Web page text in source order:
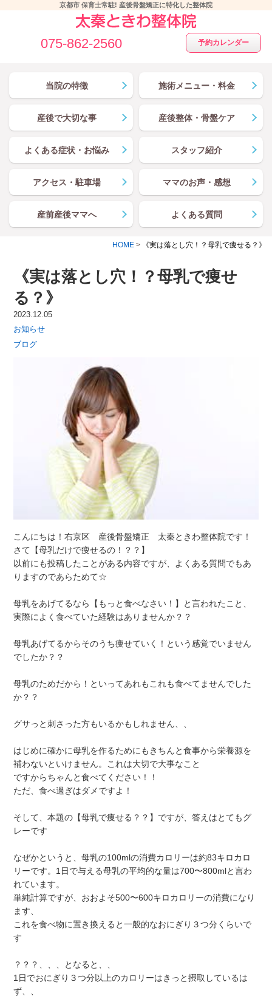
京都市 保育士常駐! 産後骨盤矯正に特化した整体院
075-862-2560 予約カレンダー
当院の特徴 施術メニュー・料金
産後で大切な事 産後整体・骨盤ケア
よくある症状・お悩み スタッフ紹介
アクセス・駐車場 ママのお声・感想
産前産後ママへ よくある質問
HOME > 《実は落とし穴！？母乳で痩せる？》
《実は落とし穴！？母乳で痩せ
る？》
2023.12.05
お知らせ
ブログ
こんにちは！右京区 産後骨盤矯正 太秦ときわ整体院です！
さて【母乳だけで痩せるの！？？】
以前にも投稿したことがある内容ですが、よくある質問でもあ
りますのであらためて☆
母乳をあげてるなら【もっと食べなさい！】と言われたこと、
実際によく食べていた経験はありませんか？？
母乳あげてるからそのうち痩せていく！という感覚でいません
でしたか？？
母乳のためだから！といってあれもこれも食べてませんでした
か？？
グサっと刺さった方もいるかもしれません、、
はじめに確かに母乳を作るためにもきちんと食事から栄養源を
補わないといけません。これは大切で大事なこと
ですからちゃんと食べてください！！
ただ、食べ過ぎはダメですよ！
そして、本題の【母乳で痩せる？？】ですが、答えはとてもグ
レーです
なぜかというと、母乳の100mlの消費カロリーは約83キロカロ
リーです。1日で与える母乳の平均的な量は700〜800mlと言わ
れています。
単純計算ですが、おおよそ500〜600キロカロリーの消費になり
ます、
これを食べ物に置き換えると一般的なおにぎり３つ分くらいで
す
？？？、、、となると、、
1日でおにぎり３つ分以上のカロリーはきっと摂取しているは
ず、、